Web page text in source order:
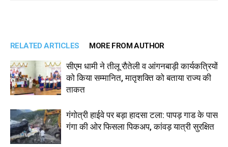
RELATED ARTICLES MORE FROM AUTHOR
सीएम धामी ने तीलू रौतेली व आंगनबाड़ी कार्यकत्रियों
को किया सम्मानित, मातृशक्ति को बताया राज्य की
ताकत
गंगोत्री हाईवे पर बड़ा हादसा टला: पापड़ गाड के पास
गंगा की ओर फिसला पिकअप, कांवड़ यात्री सुरक्षित